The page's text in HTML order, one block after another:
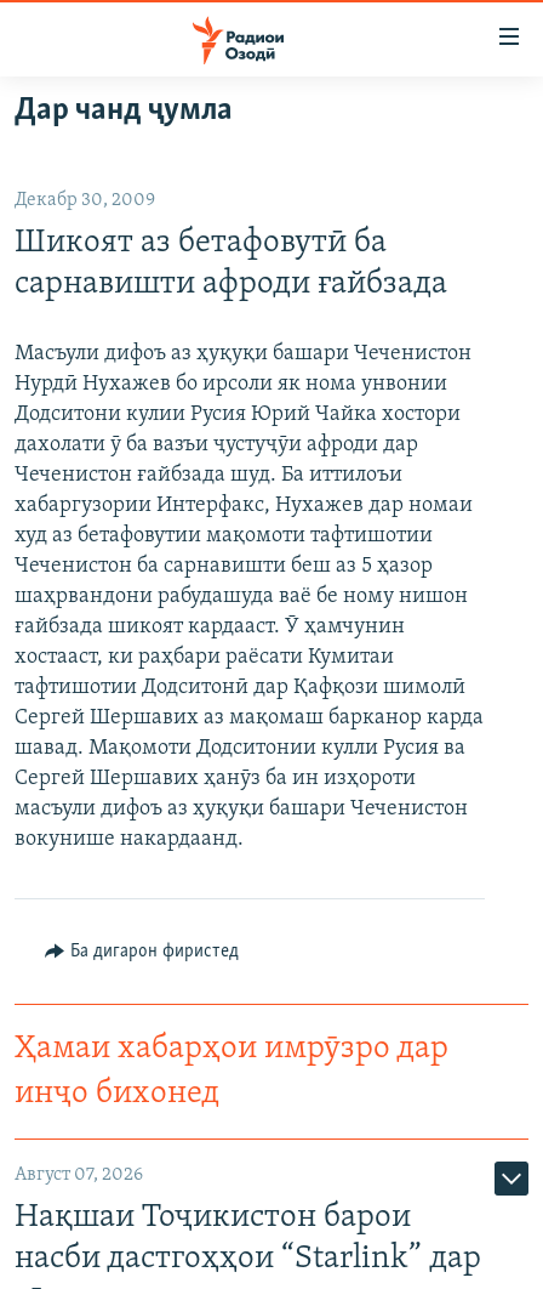
Ҷаҳиш
ба
аслӣ
Ҷаҳиш
ба
феҳристи
Ҷаҳиш
ба
ҷустор
ГӮШАҲО
ҚАЗИЯИ "КРОКУС"
ОСИЁИ МАРКАЗӢ
ФАРҲАНГ
МЕҲМОНИ ОЗОДӢ
ВАРЗИШ
РӮЗГОРИ МУҲОҶИР
ТАҲҚИҚОТ
ҶАНГ ДАР УКРАИНА
НАЗАРИ МАРДУМ
БЛОГИСТОН
ОЗОДӢ ОНЛАЙН
ЧАНДРАСОНАӢ
ВИДЕО
НИГОРИСТОН
ГУЗОРИШҲОИ РАДИОӢ
РӮЙХАТҲО
КИТОБҲОИ ОЗОДӢ
Русский
ПАЙГИРӢ КУНЕД
Ҳамаи сомонаҳои RFE/RL
Дар чанд ҷумла
Декабр 30, 2009
Шикоят аз бетафовутӣ ба
сарнавишти афроди ғайбзада
Масъули дифоъ аз ҳуқуқи башари Чеченистон
Нурдӣ Нухажев бо ирсоли як нома унвонии
Додситони кулии Русия Юрий Чайка хостори
дахолати ӯ ба вазъи ҷустуҷӯи афроди дар
Чеченистон ғайбзада шуд. Ба иттилоъи
хабаргузории Интерфакс, Нухажев дар номаи
худ аз бетафовутии мақомоти тафтишотии
Чеченистон ба сарнавишти беш аз 5 ҳазор
шаҳрвандони рабудашуда ваё бе ному нишон
ғайбзада шикоят кардааст. Ӯ ҳамчунин
хостааст, ки раҳбари раёсати Кумитаи
тафтишотии Додситонӣ дар Қафқози шимолӣ
Сергей Шершавих аз мақомаш барканор карда
шавад. Мақомоти Додситонии кулли Русия ва
Сергей Шершавих ҳанӯз ба ин изҳороти
масъули дифоъ аз ҳуқуқи башари Чеченистон
вокунише накардаанд.
Ба дигарон фиристед
Ҳамаи хабарҳои имрӯзро дар
инҷо бихонед
Август 07, 2026
Нақшаи Тоҷикистон барои
насби дастгоҳҳои “Starlink” дар